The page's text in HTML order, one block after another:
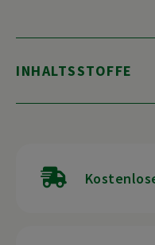
INHALTSSTOFFE